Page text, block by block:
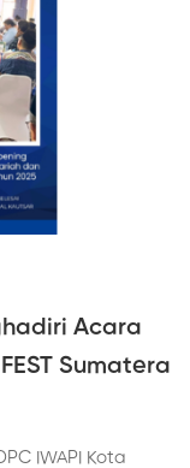
Acara
Sumatera
IWAPI Kota